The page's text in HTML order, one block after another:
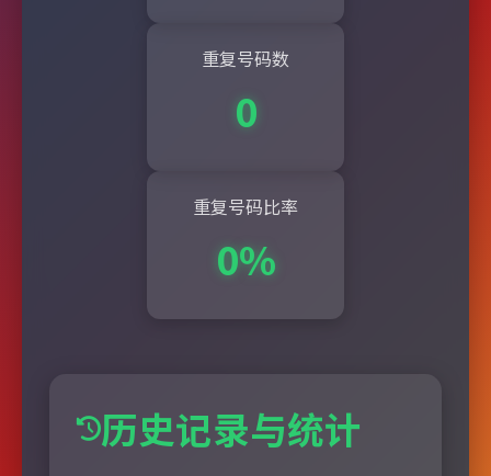
重复号码数
0
重复号码比率
0%
历史记录与统计